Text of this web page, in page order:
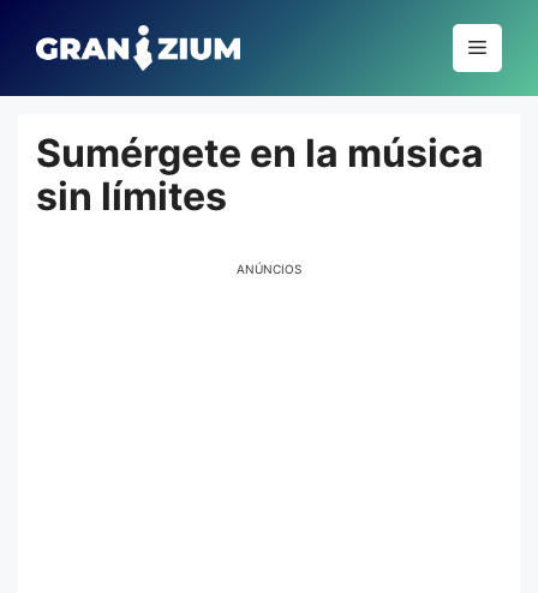
para
conteúdo
Menu
Sumérgete en la música
sin límites
ANÚNCIOS